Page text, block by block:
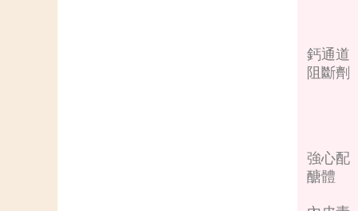
鈣通道
阻斷劑
強心配
醣體